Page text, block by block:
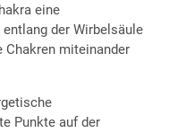
eine
der Wirbelsäule
Chakren miteinander
Punkte auf der